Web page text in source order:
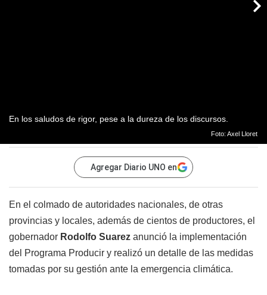
En los saludos de rigor, pese a la dureza de los discursos.
Foto: Axel Lloret
Agregar Diario UNO en
En el colmado de autoridades nacionales, de otras
provincias y locales, además de cientos de productores, el
gobernador Rodolfo Suarez anunció la implementación
del Programa Producir y realizó un detalle de las medidas
tomadas por su gestión ante la emergencia climática.